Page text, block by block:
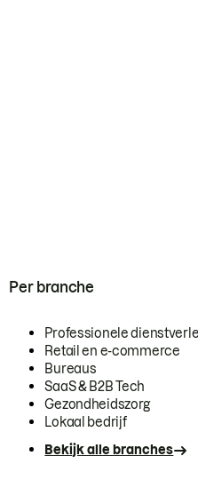
Per branche
Professionele
Retail en e-commerce
Bureaus
SaaS & B2B Tech
Gezondheidszorg
Lokaal bedrijf
Bekijk alle branches